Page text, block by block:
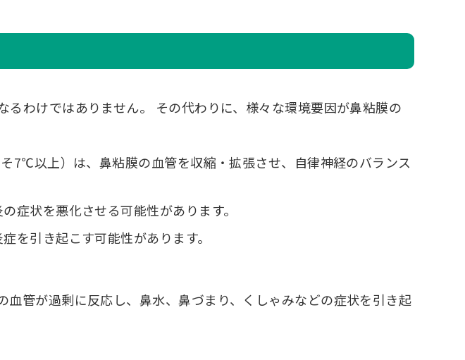
わけではありません。 その代わりに、様々な環境要因が鼻粘膜の
7℃以上）は、鼻粘膜の血管を収縮・拡張させ、自律神経のバランス
症状を悪化させる可能性があります。
を引き起こす可能性があります。
管が過剰に反応し、鼻水、鼻づまり、くしゃみなどの症状を引き起